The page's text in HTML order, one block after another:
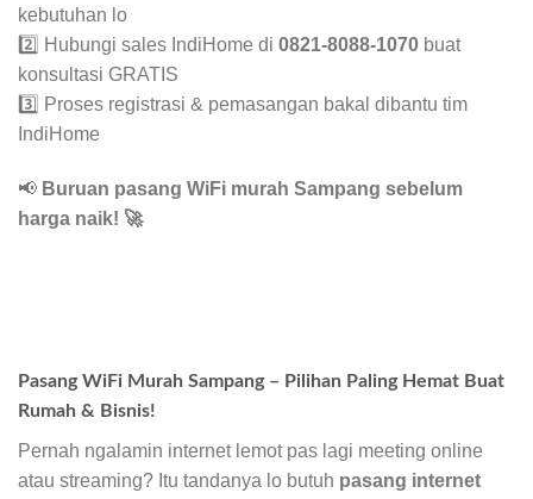
kebutuhan lo
2️⃣ Hubungi sales IndiHome di 0821-8088-1070 buat
konsultasi GRATIS
3️⃣ Proses registrasi & pemasangan bakal dibantu tim
IndiHome
📢 Buruan pasang WiFi murah Sampang sebelum
harga naik! 🚀
Pasang WiFi Murah Sampang – Pilihan Paling Hemat Buat
Rumah & Bisnis!
Pernah ngalamin internet lemot pas lagi meeting online
atau streaming? Itu tandanya lo butuh pasang internet